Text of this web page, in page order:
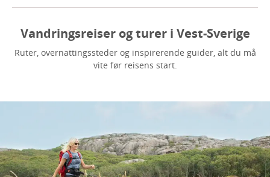
Vandringsreiser og turer i Vest-Sverige
Ruter, overnattingssteder og inspirerende guider, alt du må
vite før reisens start.